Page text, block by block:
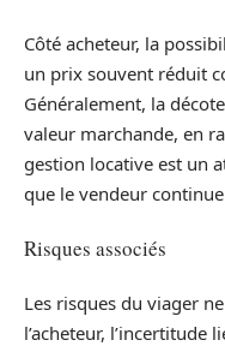
Côté acheteur, la
un prix souvent réduit
Généralement, la
valeur marchande, en
gestion locative est un
que le vendeur
Risques associés
Les risques du viager
l’acheteur, l’incertitude